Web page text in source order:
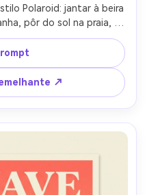
Polaroid: jantar à beira
pôr do sol na praia,
cada quadro com
manuscrito, uma linha de
banner de título em
de cores
de cartaz ilustrado,
composição equilibrada,
de campo rasa-AR 4:5
↗